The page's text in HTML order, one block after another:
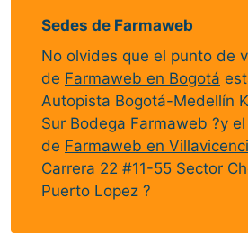
Sedes de Farmaweb
No olvides que el punto de
de Farmaweb en Bogotá
Autopista Bogotá-Medellín
Sur Bodega Farmaweb ?y
de Farmaweb en
Carrera 22 #11-55 Sector
Puerto Lopez ?